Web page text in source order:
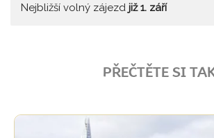
Nejbližší volný zájezd již 1. září
PŘEČTĚTE SI